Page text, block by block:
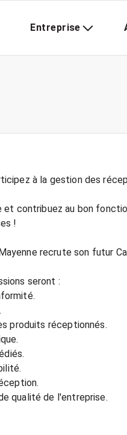
Entreprise
à la gestion des
contribuez au bon
!
recrute son futur
seront :
produits réceptionnés.
qualité de l'entreprise.